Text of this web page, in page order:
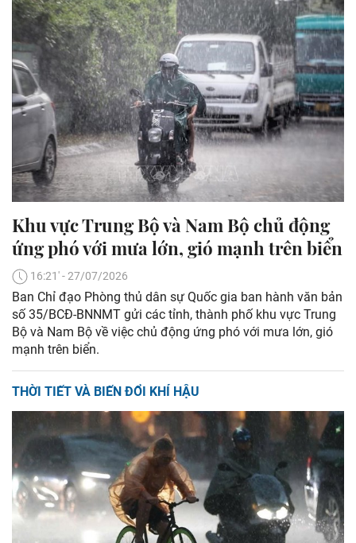
Khu vực Trung Bộ và Nam Bộ chủ động
ứng phó với mưa lớn, gió mạnh trên biển
16:21' - 27/07/2026
Ban Chỉ đạo Phòng thủ dân sự Quốc gia ban hành văn bản
số 35/BCĐ-BNNMT gửi các tỉnh, thành phố khu vực Trung
Bộ và Nam Bộ về việc chủ động ứng phó với mưa lớn, gió
mạnh trên biển.
THỜI TIẾT VÀ BIẾN ĐỔI KHÍ HẬU